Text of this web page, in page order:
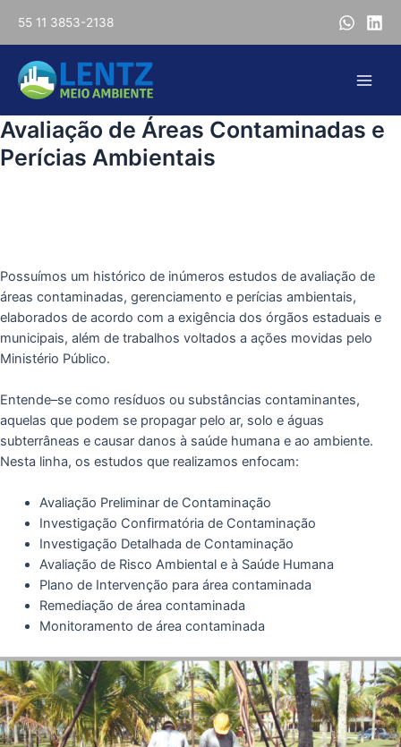
para
o
conteúdo
55 11 3853-2138
Avaliação de Áreas Contaminadas e
Perícias Ambientais
Possuímos um histórico de inúmeros estudos de avaliação de
áreas contaminadas, gerenciamento e perícias ambientais,
elaborados de acordo com a exigência dos órgãos estaduais e
municipais, além de trabalhos voltados a ações movidas pelo
Ministério Público.
Entende–se como resíduos ou substâncias contaminantes,
aquelas que podem se propagar pelo ar, solo e águas
subterrâneas e causar danos à saúde humana e ao ambiente.
Nesta linha, os estudos que realizamos enfocam:
Avaliação Preliminar de Contaminação
Investigação Confirmatória de Contaminação
Investigação Detalhada de Contaminação
Avaliação de Risco Ambiental e à Saúde Humana
Plano de Intervenção para área contaminada
Remediação de área contaminada
Monitoramento de área contaminada